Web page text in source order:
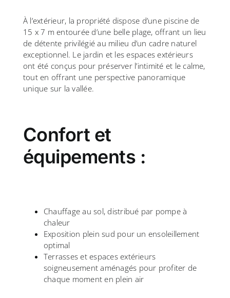
À l’extérieur, la propriété dispose d’une piscine de
15 x 7 m entourée d’une belle plage, offrant un lieu
de détente privilégié au milieu d’un cadre naturel
exceptionnel. Le jardin et les espaces extérieurs
ont été conçus pour préserver l’intimité et le calme,
tout en offrant une perspective panoramique
unique sur la vallée.
Confort et
équipements :
Chauffage au sol, distribué par pompe à
chaleur
Exposition plein sud pour un ensoleillement
optimal
Terrasses et espaces extérieurs
soigneusement aménagés pour profiter de
chaque moment en plein air